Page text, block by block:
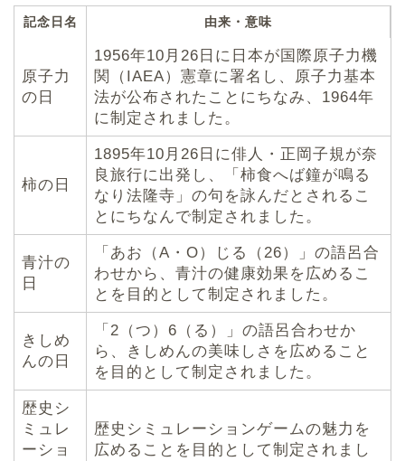
記念日名 由来・意味
原子力
の日
1956年10月26日に日本が国際原子力機
関（IAEA）憲章に署名し、原子力基本
法が公布されたことにちなみ、1964年
に制定されました。
柿の日
1895年10月26日に俳人・正岡子規が奈
良旅行に出発し、「柿食へば鐘が鳴る
なり法隆寺」の句を詠んだとされるこ
とにちなんで制定されました。
青汁の
日
「あお（A・O）じる（26）」の語呂合
わせから、青汁の健康効果を広めるこ
とを目的として制定されました。
きしめ
んの日
「2（つ）6（る）」の語呂合わせか
ら、きしめんの美味しさを広めること
を目的として制定されました。
歴史シ
ミュレ
ーショ
歴史シミュレーションゲームの魅力を
広めることを目的として制定されまし